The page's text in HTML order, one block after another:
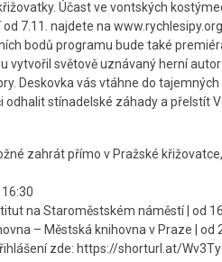
Účast ve vontských
7.11. najdete na
bodů programu bude také
vytvořil světově uznávaný herní
Deskovka vás vtáhne do
odhalit stínadelské záhady a přelstít
zahrát přímo v Pražské
na Staroměstském náměstí | od
– Městská knihovna v Praze | od
zde: https://shorturl.at/Wv3Ty